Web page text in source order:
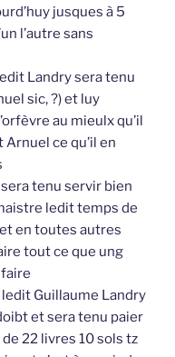
jusques à 5
l’autre sans
Landry sera tenu
sic, ?) et luy
au mieulx qu’il
ce qu’il en
tenu servir bien
ledit temps de
en toutes autres
tout ce que ung
Guillaume Landry
et sera tenu paier
22 livres 10 sols tz